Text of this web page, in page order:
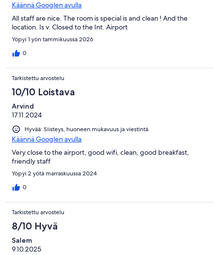
Käännä Googlen avulla
All staff are nice. The room is special is and clean ! And the
location. Is v. Closed to the Int. Airport
Yöpyi 1 yön tammikuussa 2026
0
Tarkistettu arvostelu
10/10 Loistava
Arvind
17.11.2024
Hyvää: Siisteys, huoneen mukavuus ja viestintä
Käännä Googlen avulla
Very close to the airport, good wifi, clean, good breakfast,
friendly staff
Yöpyi 2 yötä marraskuussa 2024
0
Tarkistettu arvostelu
8/10 Hyvä
Salem
9.10.2025